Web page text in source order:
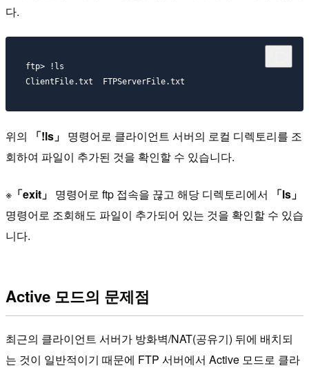
다.
ftp> !ls
위의 「!ls」 명령어로 클라이언트 서버의 로컬 디렉토리를 조
회하여 파일이 추가된 것을 확인할 수 있습니다.
※ 「exit」 명령어로 ftp 접속을 끊고 해당 디렉토리에서
「ls」
명령어로 조회해도 파일이 추가되어 있는 것을 확인할 수 있습
니다.
Active 모드의 문제점
최근의 클라이언트 서버가 방화벽/NAT(공유기) 뒤에 배치되
는 것이 일반적이기 때문에 FTP 서버에서 Active 모드로 클라